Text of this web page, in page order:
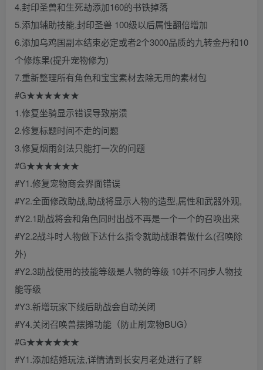
4.封印圣兽和生死劫添加160的书铁掉落
5.添加辅助技能,封印圣兽 100级以后属性翻倍增加
6.添加乌鸡国副本结束必定或者2个3000品质的九转金丹和10
个修炼果(提升宠物修为)
7.重新整理所有角色和宝宝素材去除无用的素材包
#G★★★★★★
1.修复坐骑显示错误导致崩溃
2.修复标题时间不走的问题
3.修复烟雨剑法只能打一次的问题
#G★★★★★★
#Y1.修复宠物商会界面错误
#Y2.全面修改助战,助战将显示人物的造型,属性和武器外观,
#Y2.1助战将会和角色同时出战不再是一个一个的召唤出来
#Y2.2战斗时人物做下达什么指令就助战跟着做什么(召唤除
外)
#Y2.3助战使用的技能等级是人物的等级 10并不同步人物技
能等级
#Y3.新增玩家下线后助战会自动关闭
#Y4.关闭召唤兽摆摊功能（防止刷宠物BUG）
#G★★★★★★
#Y1.添加结婚玩法,详情请到长安月老处进行了解